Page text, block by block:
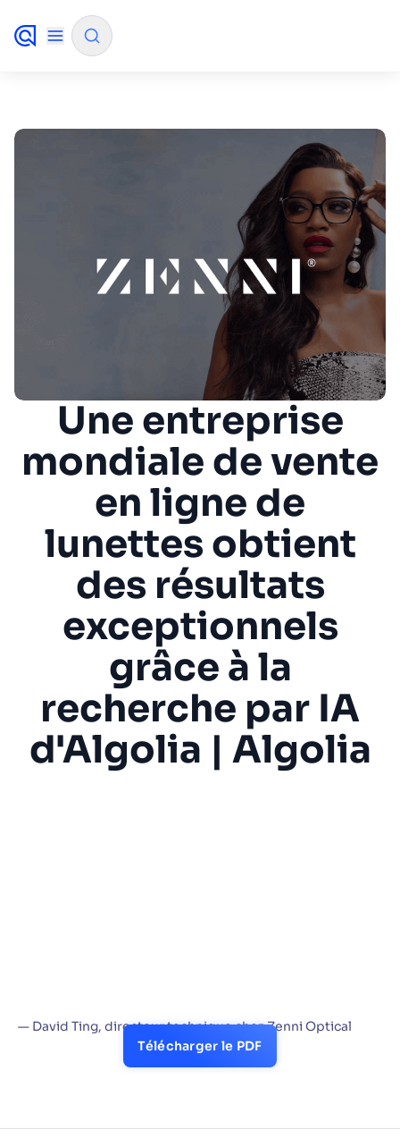
Comment Algolia va-t-il améliorer notre
expérience de recherche et nos conversions ?
Comment intégrer la recherche Algolia à mon
Algolia peut-elle aider les acheteurs à trouver
des produits plus rapidement et à augmenter
Algolia pourra-t-il évoluer en fonction de notre
trafic et du volume de nos données ?
PRODUITS ET RESSOURCES
Une entreprise
mondiale de vente
en ligne de
lunettes obtient
des résultats
exceptionnels
grâce à la
recherche par IA
d'Algolia | Algolia
— David Ting, directeur technique chez Zenni Optical
Télécharger le PDF